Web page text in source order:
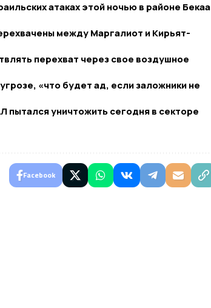
атаках этой ночью в районе Бекаа
между Маргалиот и Кирьят-
перехват через свое воздушное
«что будет ад, если заложники не
уничтожить сегодня в секторе
Facebook